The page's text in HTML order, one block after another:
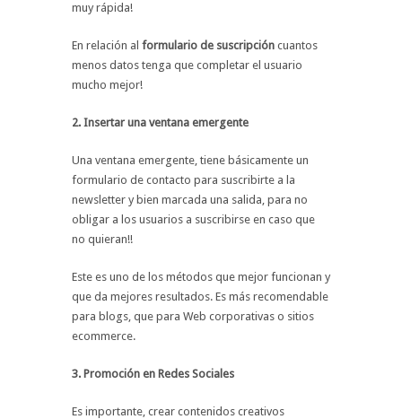
muy rápida!
En relación al formulario de suscripción cuantos
menos datos tenga que completar el usuario
mucho mejor!
2. Insertar una ventana emergente
Una ventana emergente, tiene básicamente un
formulario de contacto para suscribirte a la
newsletter y bien marcada una salida, para no
obligar a los usuarios a suscribirse en caso que
no quieran!!
Este es uno de los métodos que mejor funcionan y
que da mejores resultados. Es más recomendable
para blogs, que para Web corporativas o sitios
ecommerce.
3. Promoción en Redes Sociales
Es importante, crear contenidos creativos